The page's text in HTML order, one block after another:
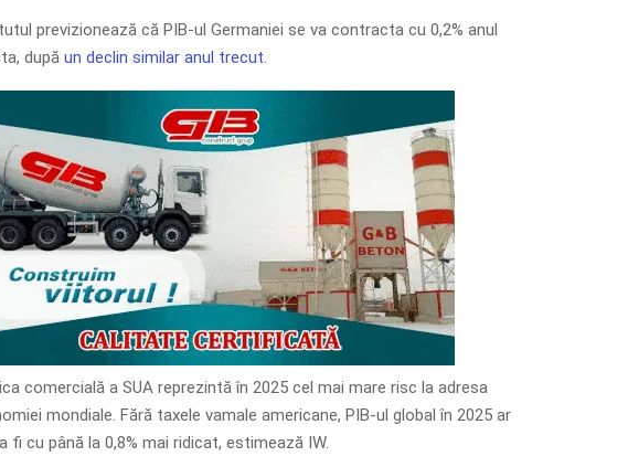
previzionează că PIB-ul Germaniei se va contracta cu 0,2% anul
după un declin similar anul trecut
comercială a SUA reprezintă în 2025 cel mai mare risc la adresa
mondiale. Fără taxele vamale americane, PIB-ul global în 2025 ar
fi cu până la 0,8% mai ridicat, estimează IW.